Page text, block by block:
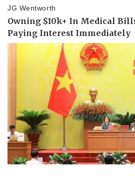
Thể thao
Bóng đá
Lịch thi đấu bóng đá
Thế giới thể thao
eSports
Hậu trường